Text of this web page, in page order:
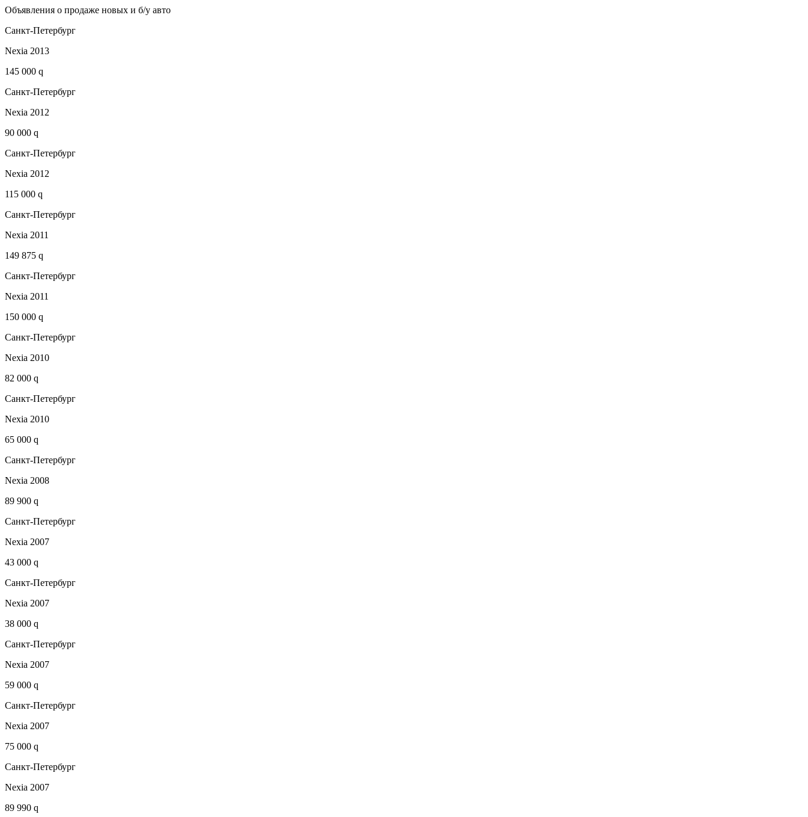
Объявления о продаже новых и б/у авто
Санкт-Петербург
Nexia 2013
145 000 q
Санкт-Петербург
Nexia 2012
90 000 q
Санкт-Петербург
Nexia 2012
115 000 q
Санкт-Петербург
Nexia 2011
149 875 q
Санкт-Петербург
Nexia 2011
150 000 q
Санкт-Петербург
Nexia 2010
82 000 q
Санкт-Петербург
Nexia 2010
65 000 q
Санкт-Петербург
Nexia 2008
89 900 q
Санкт-Петербург
Nexia 2007
43 000 q
Санкт-Петербург
Nexia 2007
38 000 q
Санкт-Петербург
Nexia 2007
59 000 q
Санкт-Петербург
Nexia 2007
75 000 q
Санкт-Петербург
Nexia 2007
89 990 q